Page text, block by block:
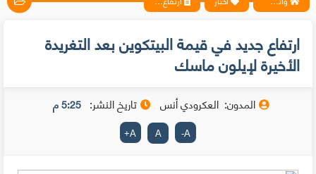
ارتفاع جديد في قيمة البيتكوين بعد التغريدة
الأخيرة لإيلون ماسك
المدون: العكرودي أنس تاريخ النشر: 5:25 م
A
-
A
A
+